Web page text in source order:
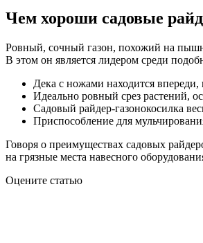
Чем хороши садовые
Ровный, сочный газон, похожий на
В этом он является лидером среди
Дека с ножами находится впереди,
Идеально ровный срез растений,
Садовый райдер-газонокосилка
Приспособление для
Говоря о преимуществах садовых
на грязные места навесного
Оцените статью